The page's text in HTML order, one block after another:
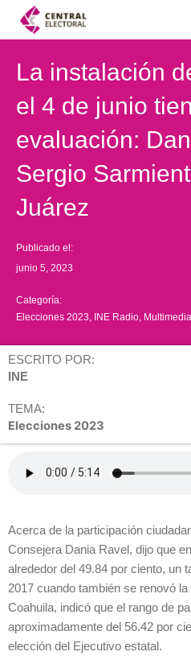
La instalación
el 4 de junio
evaluación:
Sergio
Juárez
Publicado el:
junio 5, 2023
Categoría:
Elecciones 2023 INE Radio Multimedia
ESCRITO POR:
INE
TEMA:
Elecciones 2023
Acerca de la participación
Consejera Dania Ravel, dijo que
alrededor del 49.84 por ciento, un
2017 cuando también se renovó
Coahuila, indicó que el rango de
aproximadamente del 56.42 por
elección del Ejecutivo estatal.